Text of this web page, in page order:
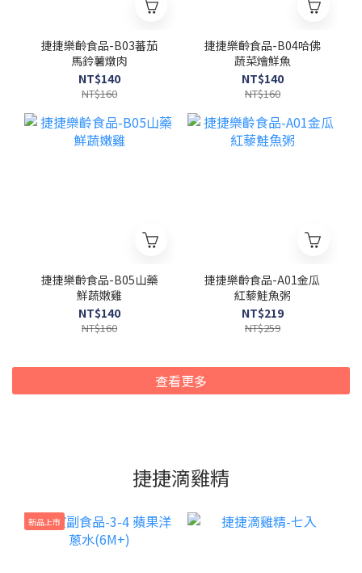
捷捷樂齡食品-B03蕃茄
馬鈴薯燉肉
NT$140
NT$160
捷捷樂齡食品-B04哈佛
蔬菜燴鮮魚
NT$140
NT$160
捷捷樂齡食品-B05山藥
鮮蔬嫩雞
NT$140
NT$160
捷捷樂齡食品-A01金瓜
紅藜鮭魚粥
NT$219
NT$259
查看更多
捷捷滴雞精
新品上市